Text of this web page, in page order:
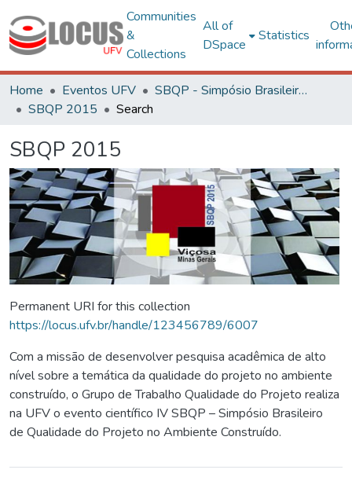
Communities
&
Collections
All of
DSpace
Statistics
Home Eventos UFV
SBQP - Simpósio Brasileiro de Qualidade do Projeto no Ambiente Construído
SBQP 2015
Search
SBQP 2015
Permanent URI for this collection
https://locus.ufv.br/handle/123456789/6007
Com a missão de desenvolver pesquisa acadêmica de alto
nível sobre a temática da qualidade do projeto no ambiente
construído, o Grupo de Trabalho Qualidade do Projeto realiza
na UFV o evento científico IV SBQP – Simpósio Brasileiro
de Qualidade do Projeto no Ambiente Construído.